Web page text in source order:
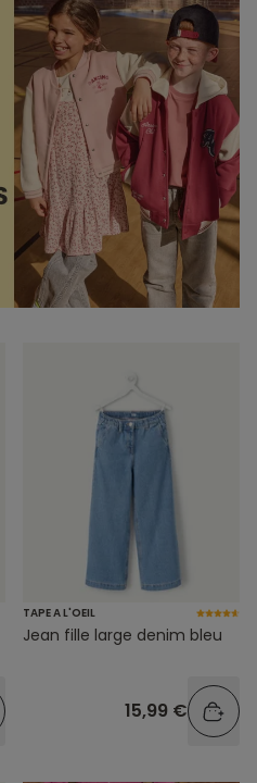
TAPE A L'OEIL
Jean fille large denim bleu
15,99 €